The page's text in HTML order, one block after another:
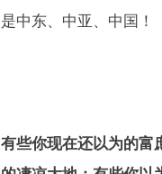
中东、中亚、中国！
些你现在还以为的富